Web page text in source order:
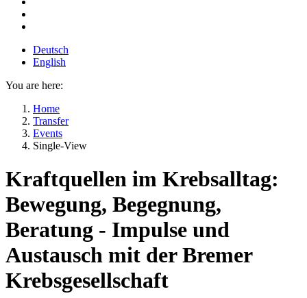
Deutsch
English
You are here:
Home
Transfer
Events
Single-View
Kraftquellen im Krebsalltag:
Bewegung, Begegnung,
Beratung - Impulse und
Austausch mit der Bremer
Krebsgesellschaft